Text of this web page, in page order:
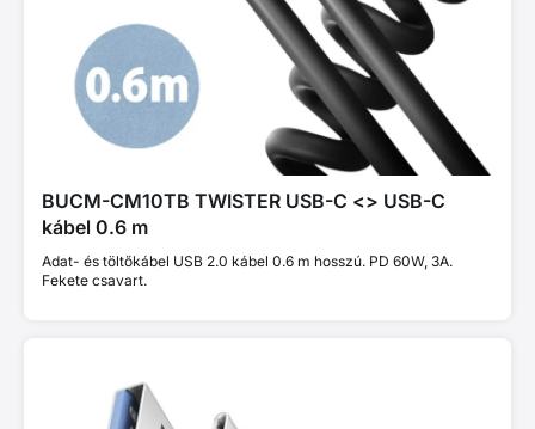
BUCM-CM10TB TWISTER USB-C <> USB-C
kábel 0.6 m
Adat- és töltőkábel USB 2.0 kábel 0.6 m hosszú. PD 60W, 3A.
Fekete csavart.